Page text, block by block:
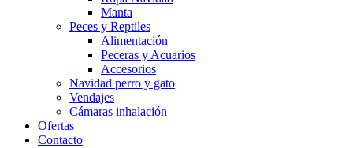
Manta
Peces y Reptiles
Alimentación
Peceras y Acuarios
Accesorios
Navidad perro y gato
Vendajes
Cámaras inhalación
Ofertas
Contacto